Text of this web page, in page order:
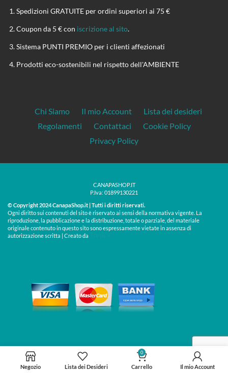
Spedizioni GRATUITE per ordini superiori ai 75 €
Coupon da 5 € con iscrizione al sito.
Sistema PUNTI PREMIO per i clienti affezionati
Prodotti eco-sostenibili nel rispetto dell'AMBIENTE
Chi Siamo Il mio Account
Lista dei desideri
Regolamenti
Contattaci
Cookie Policy
Privacy Policy
CANAPASHOP.IT
P.Iva: 01899130221
© Copyright 2024 CanapaShop.it | Tutti i diritti riservati.
Ogni diritto sui contenuti del sito è riservato ai sensi della normativa vigente. La
riproduzione, la pubblicazione e la distribuzione, totale o parziale, del materiale
originale contenuto in questo sito sono espressamente vietate in assenza di
autorizzazione scritta | Creato da
Negozio Lista dei Desideri
0
Carrello Il mio Account